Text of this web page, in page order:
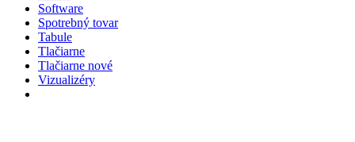
Software
Spotrebný tovar
Tabule
Tlačiarne
Tlačiarne nové
Vizualizéry